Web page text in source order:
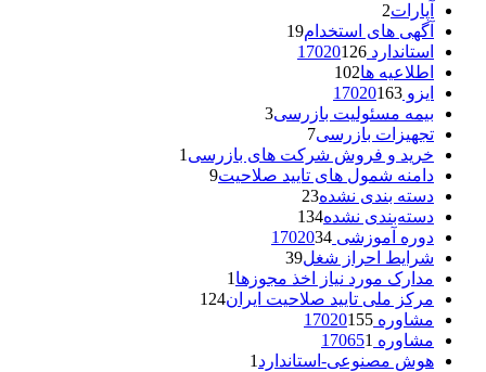
آپارات2
آگهی های استخدام19
استاندارد 17020 126
اطلاعیه ها102
ایزو 17020 163
بیمه مسئولیت بازرسی3
تجهیزات بازرسی7
خرید و فروش شرکت های بازرسی 1
دامنه شمول های تایید صلاحیت9
دسته بندی نشده23
دسته‌بندی نشده134
دوره آموزشی 17020 34
شرایط احراز شغل39
مدارک مورد نیاز اخذ مجوزها 1
مرکز ملی تایید صلاحیت ایران124
مشاوره 17020 155
مشاوره 17065 1
هوش مصنوعی-استاندارد 1